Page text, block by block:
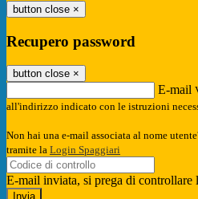
button close ×
Recupero password
button close ×
E-mail
all'indirizzo indicato con le istruzioni
Non hai una e-mail associata al nome
tramite la Login Spaggiari
E-mail inviata, si prega di controllare